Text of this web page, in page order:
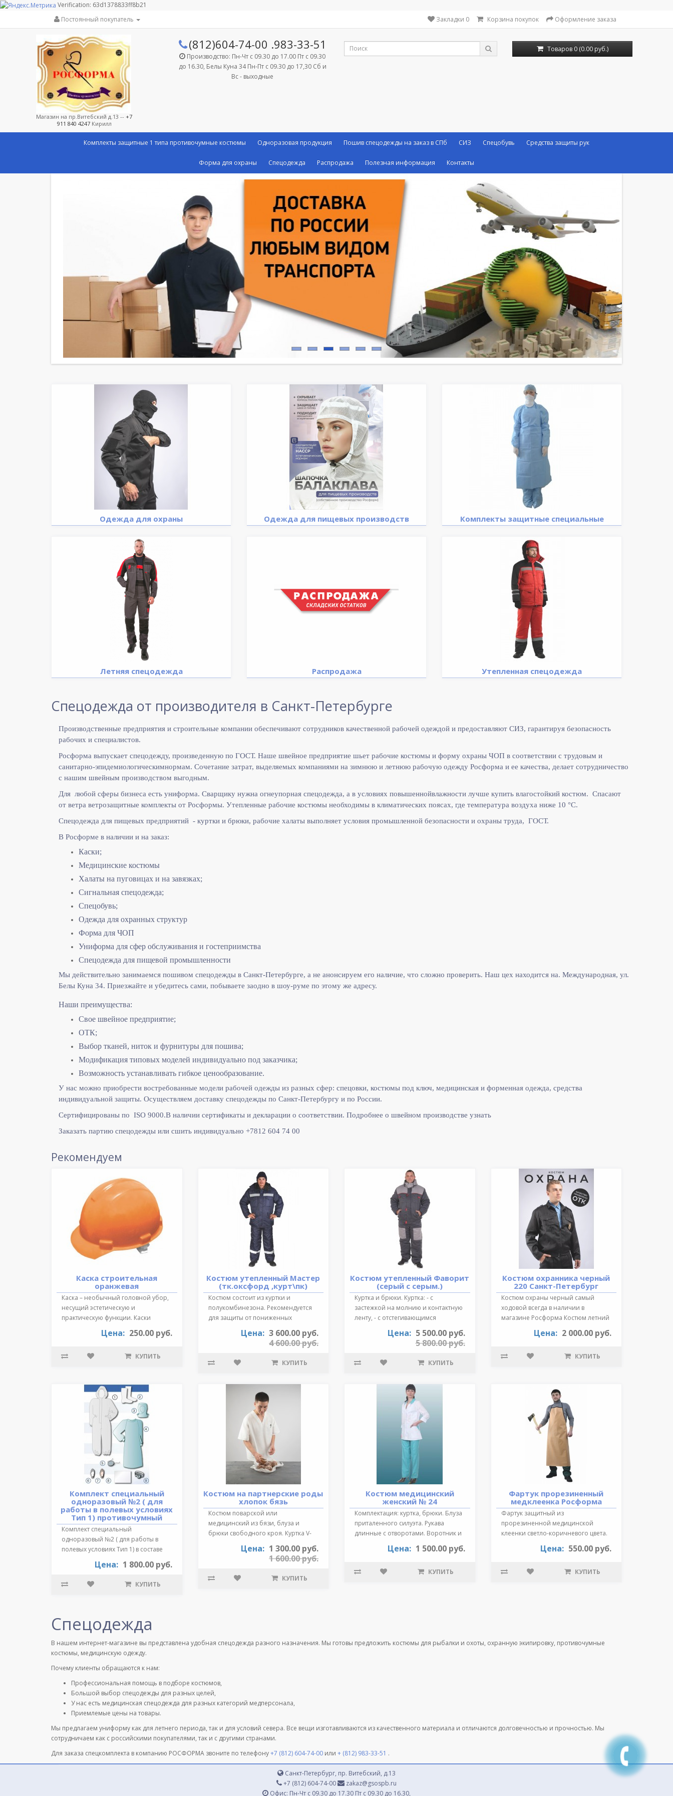
Verification: 63d1378833ff8b21
Постоянный покупатель
Закладки 0 Корзина покупок Оформление заказа
Магазин на пр.Витебский д.13 -- +7
911 840 4247Кирилл
(812)604-74-00 .983-33-51
Производство: Пн-Чт с 09.30 до 17.00 Пт с 09.30
до 16.30, Белы Куна 34 Пн-Пт с 09.30 до 17,30 Сб и
Вс - выходные
Товаров 0 (0.00 руб.)
Комплекты защитные 1 типа противочумные костюмы Одноразовая продукция Пошив спецодежды на заказ в СПб СИЗ Спецобувь Средства защиты рук
Форма для охраны Спецодежда Распродажа Полезная информация Контакты
Одежда для охраны Одежда для пищевых производств Комплекты защитные специальные
Летняя спецодежда Распродажа Утепленная спецодежда
Спецодежда от производителя в Санкт-Петербурге
Производственные предприятия и строительные компании обеспечивают сотрудников качественной рабочей одеждой и предоставляют СИЗ, гарантируя безопасность
рабочих и специалистов.
Росформа выпускает спецодежду, произведенную по ГОСТ. Наше швейное предприятие шьет рабочие костюмы и форму охраны ЧОП в соответствии с трудовым и
санитарно-эпидемиологическимнормам. Сочетание затрат, выделяемых компаниями на зимнюю и летнюю рабочую одежду Росформа и ее качества, делает сотрудничество
с нашим швейным производством выгодным.
Для любой сферы бизнеса есть униформа. Сварщику нужна огнеупорная спецодежда, а в условиях повышеннойвлажности лучше купить влагостойкий костюм. Спасают
от ветра ветрозащитные комплекты от Росформы. Утепленные рабочие костюмы необходимы в климатических поясах, где температура воздуха ниже 10 °C.
Спецодежда для пищевых предприятий - куртки и брюки, рабочие халаты выполняет условия промышленной безопасности и охраны труда, ГОСТ.
В Росформе в наличии и на заказ:
Каски;
Медицинские костюмы
Халаты на пуговицах и на завязках;
Сигнальная спецодежда;
Спецобувь;
Одежда для охранных структур
Форма для ЧОП
Униформа для сфер обслуживания и гостеприимства
Спецодежда для пищевой промышленности
Мы действительно занимаемся пошивом спецодежды в Санкт-Петербурге, а не анонсируем его наличие, что сложно проверить. Наш цех находится на. Международная, ул.
Белы Куна 34. Приезжайте и убедитесь сами, побываете заодно в шоу-руме по этому же адресу.
Наши преимущества:
Свое швейное предприятие;
ОТК;
Выбор тканей, ниток и фурнитуры для пошива;
Модификация типовых моделей индивидуально под заказчика;
Возможность устанавливать гибкое ценообразование.
У нас можно приобрести востребованные модели рабочей одежды из разных сфер: спецовки, костюмы под ключ, медицинская и форменная одежда, средства
индивидуальной защиты. Осуществляем доставку спецодежды по Санкт-Петербургу и по России.
Сертифицированы по ISO 9000.В наличии сертификаты и декларации о соответствии. Подробнее о швейном производстве узнать
Заказать партию спецодежды или сшить индивидуально +7812 604 74 00
Рекомендуем
Каска строительная
оранжевая
Каска – необычный головной убор,
несущий эстетическую и
практическую функции. Каски
Цена: 250.00 руб.
КУПИТЬ
Костюм утепленный Мастер
(тк.оксфорд ,курт\пк)
Костюм состоит из куртки и
полукомбинезона. Рекомендуется
для защиты от пониженных
Цена: 3 600.00 руб.
4 600.00 руб.
КУПИТЬ
Костюм утепленный Фаворит
(серый с серым.)
Куртка и брюки. Куртка: - с
застежкой на молнию и контактную
ленту, - с отстегивающимся
Цена: 5 500.00 руб.
5 800.00 руб.
КУПИТЬ
Костюм охранника черный
220 Санкт-Петербург
Костюм охраны черный самый
ходовой всегда в наличии в
магазине Росформа Костюм летний
Цена: 2 000.00 руб.
КУПИТЬ
Комплект специальный
одноразовый №2 ( для
работы в полевых условиях
Тип 1) противочумный
Комплект специальный
одноразовый №2 ( для работы в
полевых условиях Тип 1) в составе
Цена: 1 800.00 руб.
КУПИТЬ
Костюм на партнерские роды
хлопок бязь
Костюм поварской или
медицинский из бязи, блуза и
брюки свободного кроя. Куртка V-
Цена: 1 300.00 руб.
1 600.00 руб.
КУПИТЬ
Костюм медицинский
женский № 24
Комплектация: куртка, брюки. Блуза
приталенного силуэта. Рукава
длинные с отворотами. Воротник и
Цена: 1 500.00 руб.
КУПИТЬ
Фартук прорезиненный
медклеенка Росформа
Фартук защитный из
прорезиненной медицинской
клеенки светло-коричневого цвета.
Цена: 550.00 руб.
КУПИТЬ
Спецодежда
В нашем интернет-магазине вы представлена удобная спецодежда разного назначения. Мы готовы предложить костюмы для рыбалки и охоты, охранную экипировку, противочумные
костюмы, медицинскую одежду.
Почему клиенты обращаются к нам:
Профессиональная помощь в подборе костюмов,
Большой выбор спецодежды для разных целей,
У нас есть медицинская спецодежда для разных категорий медперсонала,
Приемлемые цены на товары.
Мы предлагаем униформу как для летнего периода, так и для условий севера. Все вещи изготавливаются из качественного материала и отличаются долговечностью и прочностью. Мы
сотрудничаем как с российскими покупателями, так и с другими странами.
Для заказа спецкомплекта в компанию РОСФОРМА звоните по телефону+7 (812) 604-74-00 или + (812) 983-33-51 .
Санкт-Петербург, пр. Витебский, д.13
+7 (812) 604-74-00
zakaz@gsospb.ru
Офис: Пн-Чт с 09.30 до 17.30 Пт с 09.30 до 16.30,